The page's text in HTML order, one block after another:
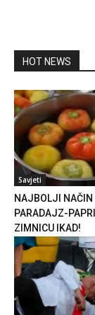
HOT NEWS
Savjeti
NAJBOLJI NAČIN
PARADAJZ-
ZIMNICU IKAD!